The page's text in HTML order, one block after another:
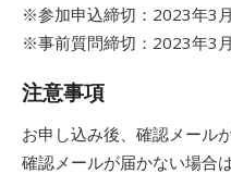
※参加申込締切：2023年3
※事前質問締切：2023年3
注意事項
お申し込み後、確認メール
確認メールが届かない場合